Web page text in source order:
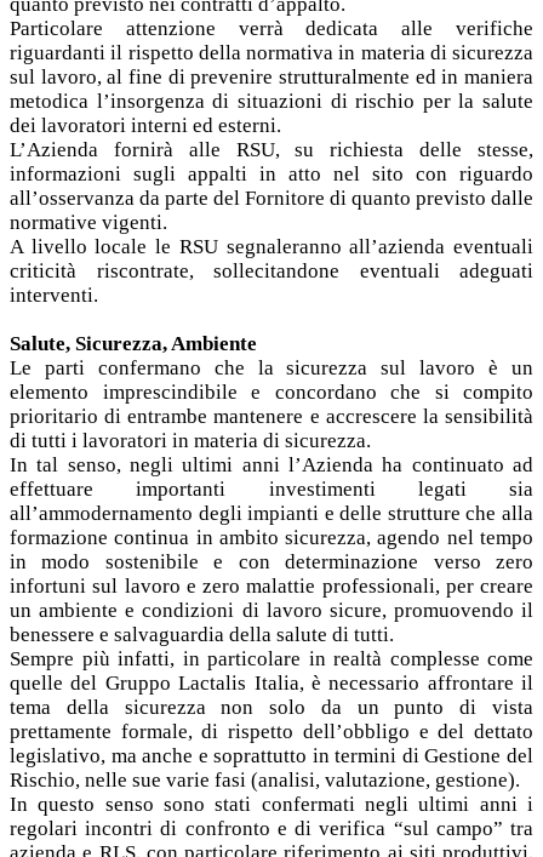
Particolare attenzione verrà dedicata alle verifiche
riguardanti il rispetto della normativa in materia di sicurezza
sul lavoro, al fine di prevenire strutturalmente ed in maniera
metodica l’insorgenza di situazioni di rischio per la salute
dei lavoratori interni ed esterni.
L’Azienda fornirà alle RSU, su richiesta delle stesse,
informazioni sugli appalti in atto nel sito con riguardo
all’osservanza da parte del Fornitore di quanto previsto dalle
normative vigenti.
A livello locale le RSU segnaleranno all’azienda eventuali
criticità riscontrate, sollecitandone eventuali adeguati
interventi.
Salute, Sicurezza, Ambiente
Le parti confermano che la sicurezza sul lavoro è un
elemento imprescindibile e concordano che si compito
prioritario di entrambe mantenere e accrescere la sensibilità
di tutti i lavoratori in materia di sicurezza.
In tal senso, negli ultimi anni l’Azienda ha continuato ad
effettuare importanti investimenti legati sia
all’ammodernamento degli impianti e delle strutture che alla
formazione continua in ambito sicurezza, agendo nel tempo
in modo sostenibile e con determinazione verso zero
infortuni sul lavoro e zero malattie professionali, per creare
un ambiente e condizioni di lavoro sicure, promuovendo il
benessere e salvaguardia della salute di tutti.
Sempre più infatti, in particolare in realtà complesse come
quelle del Gruppo Lactalis Italia, è necessario affrontare il
tema della sicurezza non solo da un punto di vista
prettamente formale, di rispetto dell’obbligo e del dettato
legislativo, ma anche e soprattutto in termini di Gestione del
Rischio, nelle sue varie fasi (analisi, valutazione, gestione).
In questo senso sono stati confermati negli ultimi anni i
regolari incontri di confronto e di verifica “sul campo” tra
azienda e RLS, con particolare riferimento ai siti produttivi,